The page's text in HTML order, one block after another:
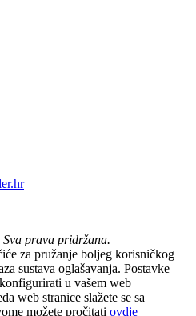
prava pridržana.
za pružanje boljeg korisničkog
sustava oglašavanja. Postavke
u vašem web
web stranice slažete se sa
možete pročitati ovdje